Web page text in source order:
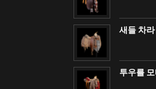
새들 차
투우를